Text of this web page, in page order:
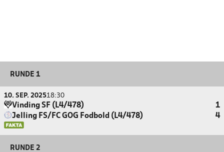
RUNDE 1
10. SEP. 202518:30
Vinding SF (L4/478)
1
Jelling FS/FC GOG Fodbold (L4/478)
4
RUNDE 2